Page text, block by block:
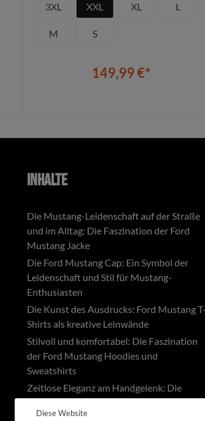
3XL
XXL XL L
M S
149,99 €*
Inhalte
Die Mustang-Leidenschaft auf der Straße
und im Alltag: Die Faszination der Ford
Mustang Jacke
Die Ford Mustang Cap: Ein Symbol der
Leidenschaft und Stil für Mustang-
Enthusiasten
Die Kunst des Ausdrucks: Ford Mustang T-
Shirts als kreative Leinwände
Stilvoll und komfortabel: Die Faszination
der Ford Mustang Hoodies und
Sweatshirts
Zeitlose Eleganz am Handgelenk: Die
Faszination der Ford Mustang Uhren
Diese Website